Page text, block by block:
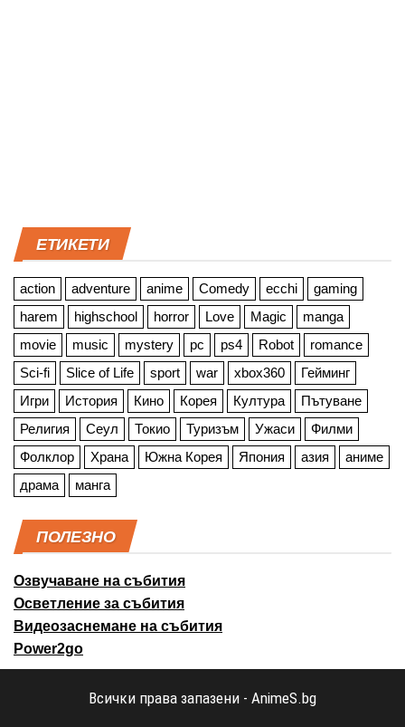
ЕТИКЕТИ
action adventure anime Comedy ecchi
gaming
harem
highschool horror Love Magic
manga
movie
music mystery pc ps4 Robot
romance
Sci-fi
Slice of Life sport war xbox360
Гейминг
Игри
История Кино Корея Култура
Пътуване
Религия
Сеул Токио Туризъм Ужаси
Филми
Фолклор
Храна Южна Корея Япония азия
аниме
драма
манга
ПОЛЕЗНО
Озвучаване на събития
Осветление за събития
Видеозаснемане на събития
Power2go
Всички права запазени - AnimeS.bg